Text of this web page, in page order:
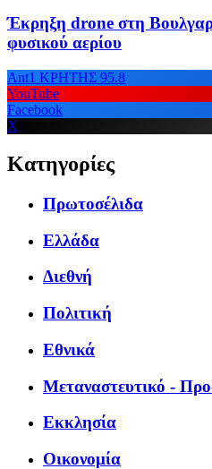
Έκρηξη drone στη
φυσικού αερίου
Ant1 ΚΡΗΤΗΣ 95.8
YouTube
Facebook
X
Κατηγορίες
Πρωτοσέλιδα
Ελλάδα
Διεθνή
Πολιτική
Εθνικά
Μεταναστευτικό -
Εκκλησία
Οικονομία